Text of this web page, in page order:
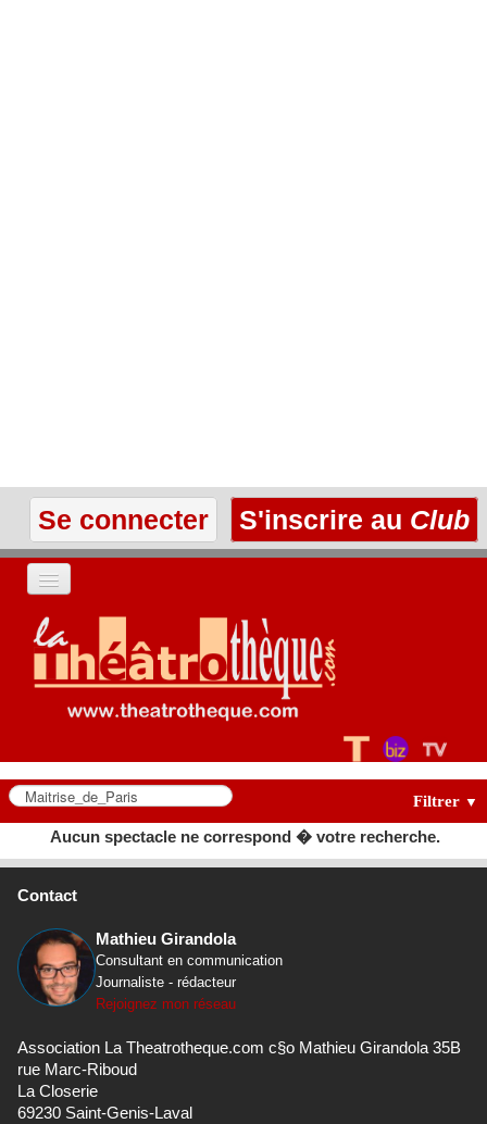
Se connecter S'inscrire au Club
ACCUEIL
LES TEXTES
LES ANNONCES
LE CLUB
Filtrer ▼
Aucun spectacle ne correspond � votre recherche.
Contact
Mathieu Girandola
Consultant en communication
Journaliste - rédacteur
Rejoignez mon réseau
Association La Theatrotheque.com c§o Mathieu Girandola 35B
rue Marc-Riboud
La Closerie
69230 Saint-Genis-Laval